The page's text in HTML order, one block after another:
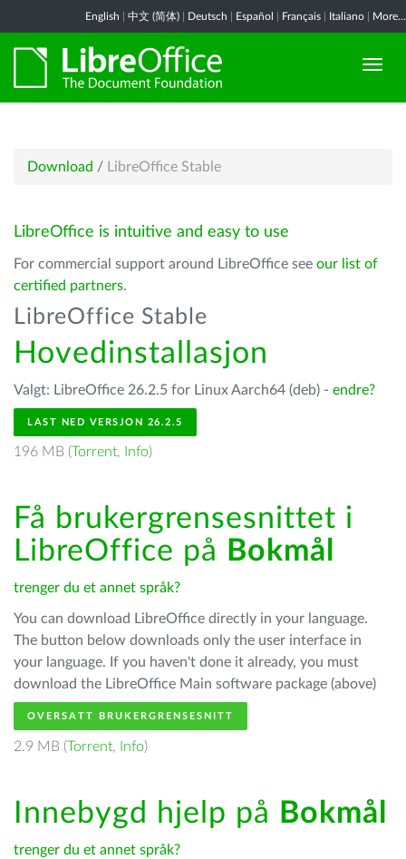
English 中文 (简体) Deutsch Español Français Italiano More...
Download / LibreOffice Stable
LibreOffice is intuitive and easy to use
For commercial support around LibreOffice see our list of
certified partners.
LibreOffice Stable
Hovedinstallasjon
Valgt: LibreOffice 26.2.5 for Linux Aarch64 (deb) - endre?
LAST NED VERSJON 26.2.5
196 MB (Torrent, Info)
Få brukergrensesnittet i
LibreOffice på Bokmål
trenger du et annet språk?
You can download LibreOffice directly in your language.
The button below downloads only the user interface in
your language. If you haven't done it already, you must
download the LibreOffice Main software package (above)
OVERSATT BRUKERGRENSESNITT
2.9 MB (Torrent, Info)
Innebygd hjelp på Bokmål
trenger du et annet språk?